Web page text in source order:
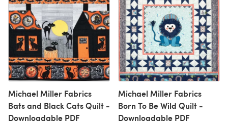
Michael Miller Fabrics
Bats and Black Cats Quilt -
Downloadable PDF
Michael Miller Fabrics
Born To Be Wild Quilt -
Downloadable PDF